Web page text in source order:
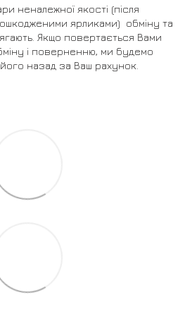
неналежної якості (після
ярликами) обміну та
Якщо повертається Вами
і поверненню, ми будемо
назад за Ваш рахунок.